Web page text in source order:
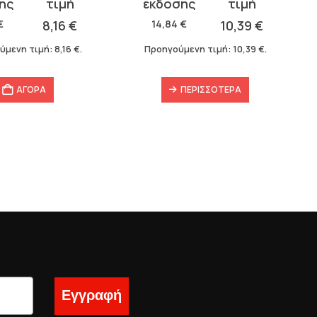
8,16€
τιμή: 8,16 €.
ΑΓΟΡΑ
14,84€
was:
14,84 €.
10,39€
τιμή
είναι:
Προηγούμενη τιμή: 10,39 €.
ΠΕΡΙΣΣΌΤΕΡΑ
Εγγραφή